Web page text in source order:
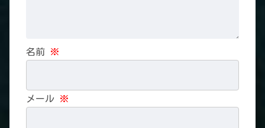
名前 ※
メール ※